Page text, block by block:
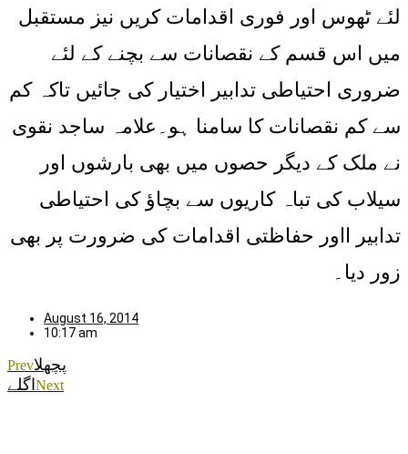
لئے ٹھوس اور فوری اقدامات کریں نیز مستقبل
میں اس قسم کے نقصانات سے بچنے کے لئے
ضروری احتیاطی تدابیر اختیار کی جائیں تاکہ کم
سے کم نقصانات کا سامنا ہو۔علامہ ساجد نقوی
نے ملک کے دیگر حصوں میں بھی بارشوں اور
سیلاب کی تباہ کاریوں سے بچاؤ کی احتیاطی
تدابیر ااور حفاظتی اقدامات کی ضرورت پر بھی
زور دیا۔
August 16, 2014
10:17 am
Prevپچھلا
اگلے Next